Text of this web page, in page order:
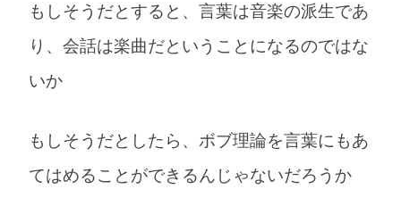
もしそうだとすると、言葉は音楽の派生であ
り、会話は楽曲だということになるのではな
いか
もしそうだとしたら、ボブ理論を言葉にもあ
てはめることができるんじゃないだろうか